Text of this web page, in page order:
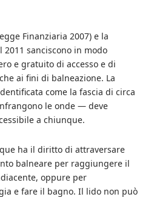
Finanziaria 2007) e la
2011 sanciscono in modo
e gratuito di accesso e di
ai fini di balneazione. La
come la fascia di circa
le onde — deve
a chiunque.
ha il diritto di attraversare
balneare per raggiungere il
oppure per
e fare il bagno. Il lido non può